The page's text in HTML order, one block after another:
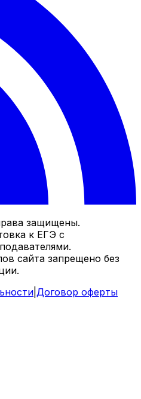
защищены.
к ЕГЭ с
сайта запрещено без
Договор оферты